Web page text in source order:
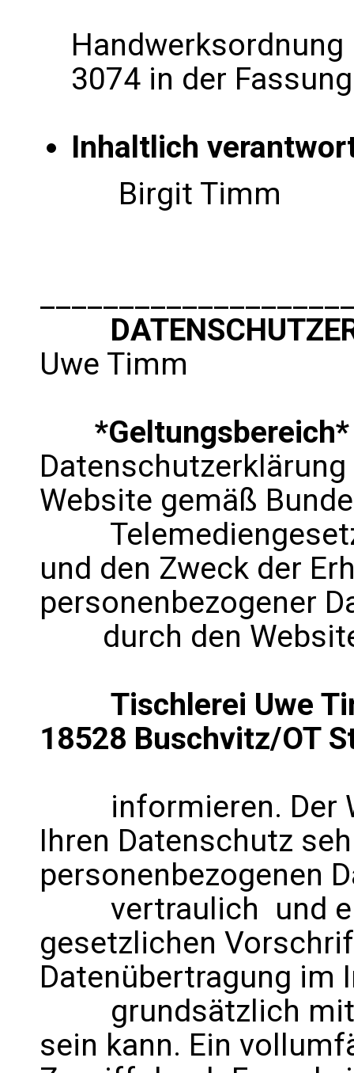
Handwerksordnung
3074 in der
Inhaltlich
Birgit Timm
Uwe Timm
*Geltungsbereich*
Website gemäß
Telemediengesetz
und den Zweck der
personenbezogener
durch den
Tischlerei Uwe
18528 Buschvitz/OT
informieren. Der
Ihren Datenschutz
personenbezogenen
vertraulich und
gesetzlichen
Datenübertragung im
grundsätzlich mit
sein kann. Ein